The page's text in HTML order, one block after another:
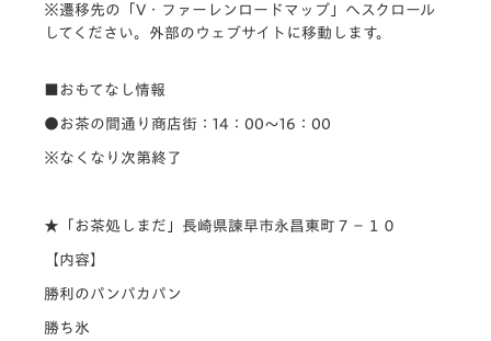
※遷移先の「V・ファーレンロードマップ」へスクロール
してください。外部のウェブサイトに移動します。
■おもてなし情報
●お茶の間通り商店街：14：00～16：00
※なくなり次第終了
★「お茶処しまだ」長崎県諫早市永昌東町７−１０
【内容】
勝利のパンパカパン
勝ち氷